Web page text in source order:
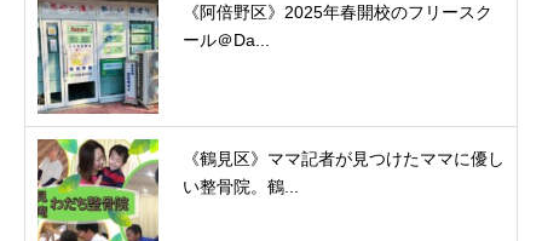
《阿倍野区》2025年春開校のフリースク
ール＠Da...
《鶴見区》ママ記者が見つけたママに優し
い整骨院。鶴...